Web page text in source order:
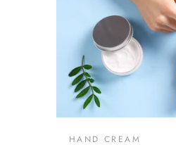
HAND CREAM